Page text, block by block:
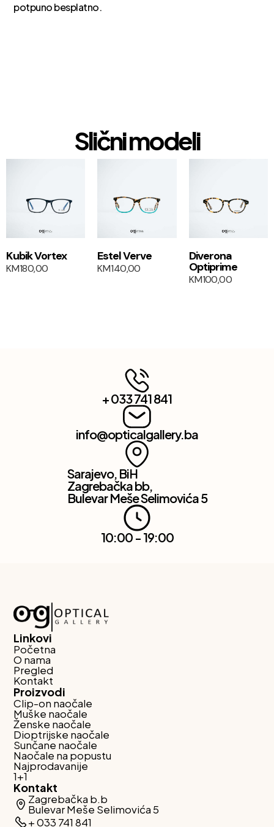
potpuno besplatno.
Slični modeli
1+1
Kubik Vortex
KM180,00
Estel Verve
KM140,00
1+1
Diverona
Optiprime
KM100,00
+ 033 741 841
info@opticalgallery.ba
Sarajevo, BiH
Zagrebačka bb,
Bulevar Meše Selimovića 5
10:00 - 19:00
Linkovi
Početna
O nama
Pregled
Kontakt
Proizvodi
Clip-on naočale
Muške naočale
Ženske naočale
Dioptrijske naočale
Sunčane naočale
Naočale na popustu
Najprodavanije
1+1
Kontakt
Zagrebačka b.b
Bulevar Meše Selimovića 5
+ 033 741 841